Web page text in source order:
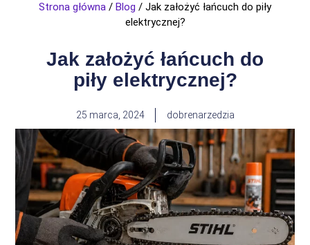
Strona główna / Blog / Jak założyć łańcuch do piły
elektrycznej?
Jak założyć łańcuch do
piły elektrycznej?
25 marca, 2024 dobrenarzedzia